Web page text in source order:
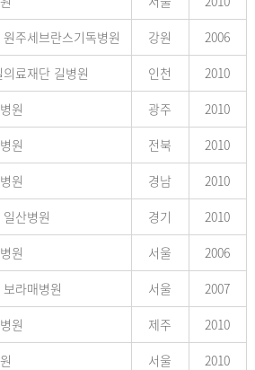
주세브란스기독병원
강원
2006
료재단 길병원
인천
2010
원
광주
2010
원
전북 2010
원 경남
2010
산병원
경기
2010
원
서울
2006
라매병원
서울
2007
원
제주 2010
서울
2010